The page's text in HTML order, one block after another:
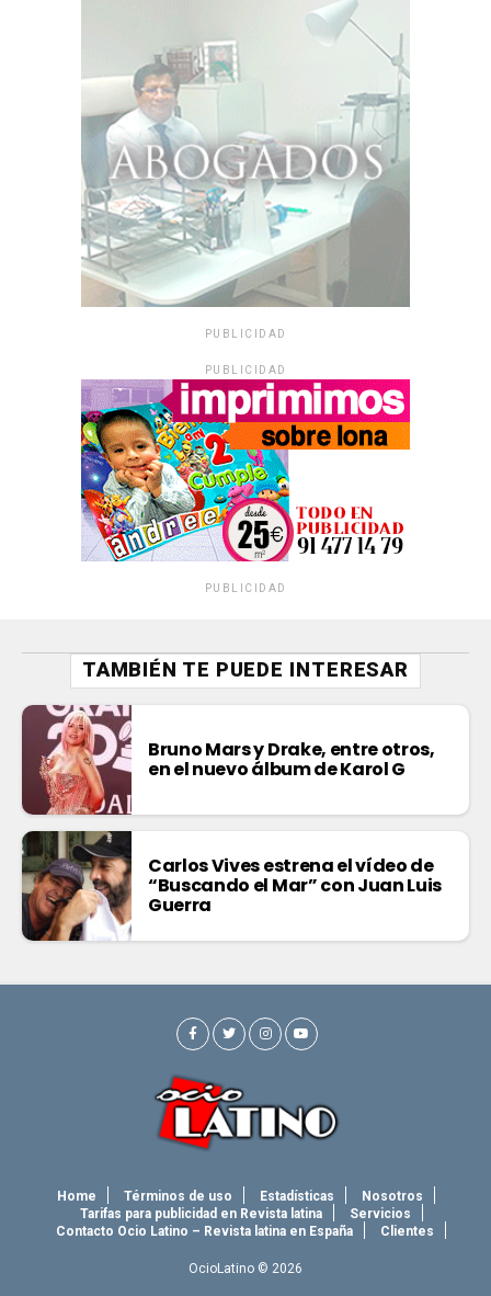
PUBLICIDAD
PUBLICIDAD
PUBLICIDAD
TAMBIÉN TE PUEDE INTERESAR
Bruno Mars y Drake, entre otros,
en el nuevo álbum de Karol G
Carlos Vives estrena el vídeo de
“Buscando el Mar” con Juan Luis
Guerra
Home Términos de uso Estadísticas
Nosotros
Tarifas para publicidad en Revista latina
Servicios
Contacto Ocio Latino – Revista latina en España
Clientes
OcioLatino © 2026